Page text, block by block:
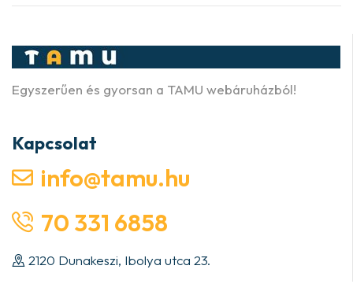
Egyszerűen és gyorsan a TAMU webáruházból!
Kapcsolat
info@tamu.hu
70 331 6858
2120 Dunakeszi, Ibolya utca 23.